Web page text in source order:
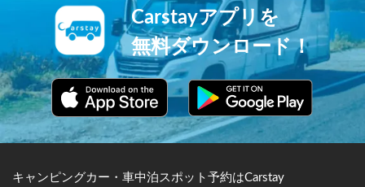
Carstayアプリを
無料ダウンロード！
キャンピングカー・車中泊スポット予約はCarstay